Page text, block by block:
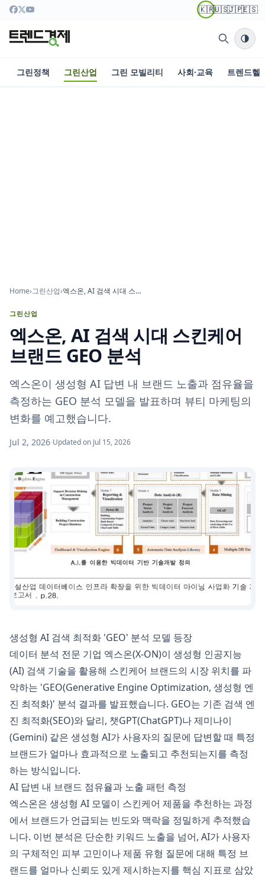
🇰🇷🇺🇸🇯🇵🇪🇸
그린정책 그린산업 그린 모빌리티 사회·교육 트렌드헬
Home›그린산업› 엑스온, AI 검색 시대 스킨케어 브랜드 GEO 분석
그린산업
엑스온, AI 검색 시대 스킨케어
브랜드 GEO 분석
엑스온이 생성형 AI 답변 내 브랜드 노출과 점유율을
측정하는 GEO 분석 모델을 발표하며 뷰티 마케팅의
변화를 예고했습니다.
Jul 2, 2026·Updated on Jul 15, 2026
생성형 AI 검색 최적화 'GEO' 분석 모델 등장
데이터 분석 전문 기업 엑스온(X-ON)이 생성형 인공지능
(AI) 검색 기술을 활용해 스킨케어 브랜드의 시장 위치를 파
악하는 'GEO(Generative Engine Optimization, 생성형 엔
진 최적화)' 분석 결과를 발표했습니다. GEO는 기존 검색 엔
진 최적화(SEO)와 달리, 챗GPT(ChatGPT)나 제미나이
(Gemini) 같은 생성형 AI가 사용자의 질문에 답변할 때 특정
브랜드가 얼마나 효과적으로 노출되고 추천되는지를 측정
하는 방식입니다.
AI 답변 내 브랜드 점유율과 노출 패턴 측정
엑스온은 생성형 AI 모델이 스킨케어 제품을 추천하는 과정
에서 브랜드가 언급되는 빈도와 맥락을 정밀하게 추적했습
니다. 이번 분석은 단순한 키워드 노출을 넘어, AI가 사용자
의 구체적인 피부 고민이나 제품 유형 질문에 대해 특정 브
랜드를 얼마나 신뢰도 있게 제시하는지를 핵심 지표로 삼았